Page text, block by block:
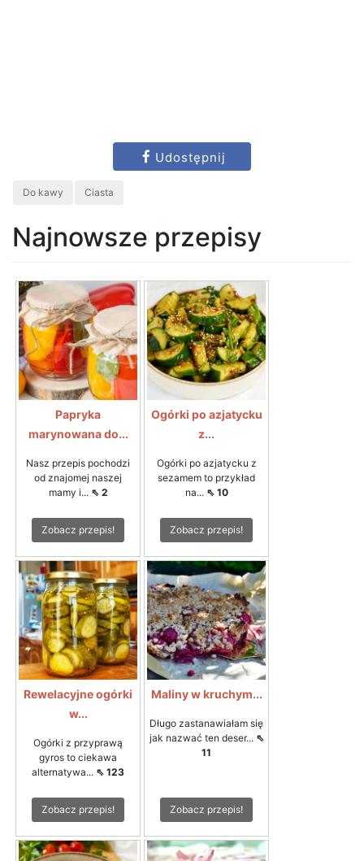
Udostępnij
Do kawy Ciasta
Najnowsze przepisy
Papryka
marynowana do...
Nasz przepis pochodzi
od znajomej naszej
mamy i... ⇖ 2
Zobacz przepis!
Ogórki po azjatycku
z...
Ogórki po azjatycku z
sezamem to przykład
na... ⇖ 10
Zobacz przepis!
Rewelacyjne ogórki
w...
Ogórki z przyprawą
gyros to ciekawa
alternatywa... ⇖ 123
Zobacz przepis!
Maliny w kruchym...
Długo zastanawiałam się
jak nazwać ten deser... ⇖
11
Zobacz przepis!